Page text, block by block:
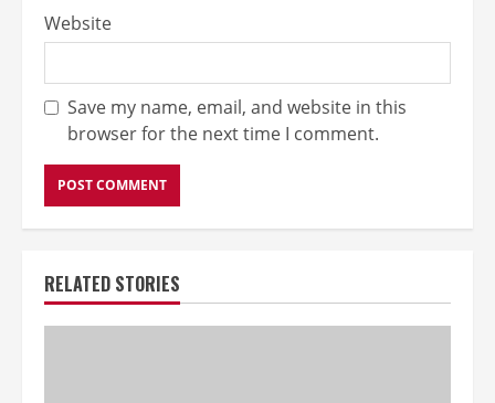
Website
Save my name, email, and website in this
browser for the next time I comment.
RELATED STORIES